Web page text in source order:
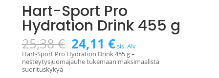
Hart-Sport Pro
Hydration Drink 455 g
25,38€ Alkuperäinen
hinta
oli:
25,38 €.
24,11 €Nykyinen
hinta
on:
24,11 €.
sis. Alv
Hart-Sport Pro Hydration Drink 455 g –
nesteytysjuomajauhe tukemaan maksimaalista
suorituskykyä